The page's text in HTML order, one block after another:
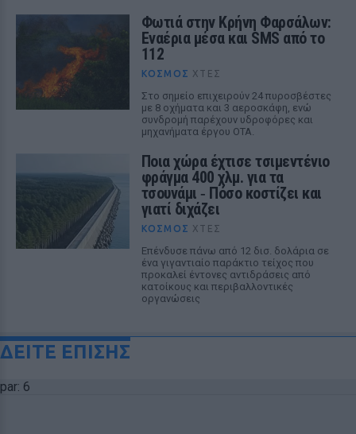
Φωτιά στην Κρήνη Φαρσάλων:
Εναέρια μέσα και SMS από το
112
ΚΌΣΜΟΣ ΧΤΕΣ
Στο σημείο επιχειρούν 24 πυροσβέστες
με 8 οχήματα και 3 αεροσκάφη, ενώ
συνδρομή παρέχουν υδροφόρες και
μηχανήματα έργου ΟΤΑ.
Ποια χώρα έχτισε τσιμεντένιο
φράγμα 400 χλμ. για τα
τσουνάμι ‑ Πόσο κοστίζει και
γιατί διχάζει
ΚΌΣΜΟΣ ΧΤΕΣ
Επένδυσε πάνω από 12 δισ. δολάρια σε
ένα γιγαντιαίο παράκτιο τείχος που
προκαλεί έντονες αντιδράσεις από
κατοίκους και περιβαλλοντικές
οργανώσεις
ΔΕΙΤΕ ΕΠΙΣΗΣ
par: 6